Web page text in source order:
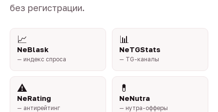
без регистрации.
📈
NeBlask
— индекс спроса
📊
NeTGStats
— TG-каналы
⚠️
NeRating
— антирейтинг
💊
NeNutra
— нутра-офферы